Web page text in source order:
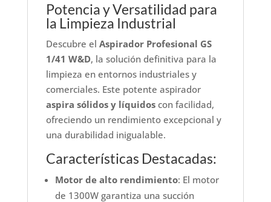
Potencia y Versatilidad para
la Limpieza Industrial
Descubre el Aspirador Profesional GS
1/41 W&D, la solución definitiva para la
limpieza en entornos industriales y
comerciales. Este potente aspirador
aspira sólidos y líquidoscon facilidad,
ofreciendo un rendimiento excepcional y
una durabilidad inigualable.
Características Destacadas:
Motor de alto rendimiento: El motor
de 1300W garantiza una succión